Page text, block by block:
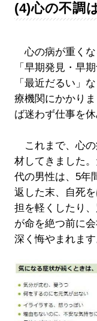
(4)心の不調
心の病が重くな
「早期発見・早
「最近だるい」
療機関にかかり
ば迷わず仕事を休
これまで、心の
材してきました
代の男性は、5年
返した末、自死
担を軽くしたり
が命を絶つ前に
深く悔やまれます